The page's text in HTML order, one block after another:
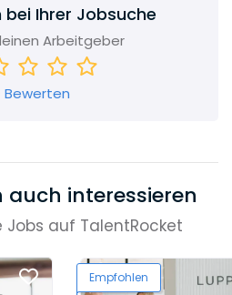
bei Ihrer Jobsuche
Arbeitgeber
Bewerten
auch interessieren
auf TalentRocket
Empfohlen